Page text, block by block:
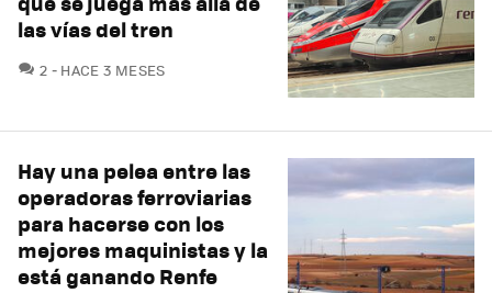
las vías del tren
2 COMENTARIOS
HACE 3 MESES
Hay una pelea entre las
operadoras ferroviarias
para hacerse con los
mejores maquinistas y la
está ganando Renfe